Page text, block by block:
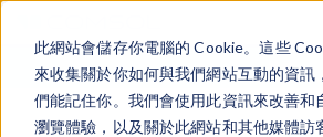
此網站會儲存你電腦的 Cookie。這些
來收集關於你如何與我們網站互動的資訊
們能記住你。我們會使用此資訊來改善和
瀏覽體驗，以及關於此網站和其他媒體訪
登录